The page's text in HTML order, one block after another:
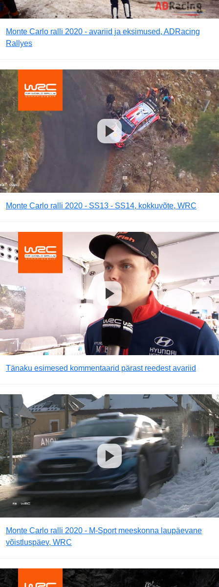
Monte Carlo ralli 2020 - avariid ja eksimused, ADRacing
Rallyes
Monte Carlo ralli 2020 - SS13 - SS14, kokkuvõte, WRC
Tänaku esimesed kommentaarid pärast reedest avariid
Monte Carlo ralli 2020 - M-Sport meeskonna laupäevane
võistluspäev, WRC